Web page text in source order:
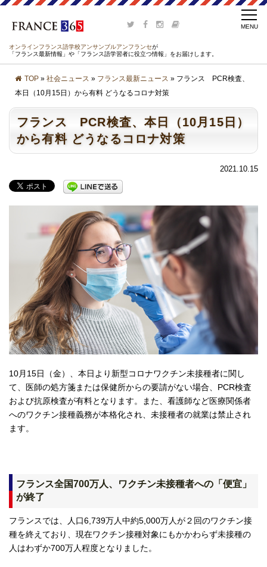
オンラインフランス語学校アンサンブルアンフランセが
「フランス最新情報」や「フランス語学習者に役立つ情報」をお届けします。
TOP » 社会ニュース » フランス最新ニュース » フランス PCR検査、
本日（10月15日）から有料 どうなるコロナ対策
フランス PCR検査、本日（10月15日）
から有料 どうなるコロナ対策
2021.10.15
10月15日（金）、本日より新型コロナワクチン未接種者に関し
て、医師の処方箋または保健所からの要請がない場合、PCR検査
および抗原検査が有料となります。また、看護師など医療関係者
へのワクチン接種義務が本格化され、未接種者の就業は禁止され
ます。
フランス全国700万人、ワクチン未接種者への「便宜」
が終了
フランスでは、人口6,739万人中約5,000万人が２回のワクチン接
種を終えており、現在ワクチン接種対象にもかかわらず未接種の
人はわずか700万人程度となりました。